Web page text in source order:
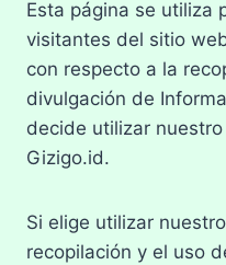
Esta página se utiliza
visitantes del sitio
con respecto a la
divulgación de
decide utilizar
Gizigo.id.
Si elige utilizar
recopilación y el uso